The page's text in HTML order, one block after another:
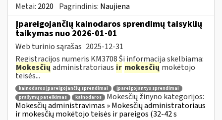
Metai: 2020 Pagrindinis: Naujiena
Įpareigojančių kainodaros sprendimų taisyklių
taikymas nuo 2026-01-01
Web turinio sąrašas 2025-12-31
Registracijos numeris KM3708 Ši informacija skelbiama:
Mokesčių administratoriaus ir mokesčių mokėtojo
teisės...
kainodaros įpareigojančių sprendimai
įpareigojantys sprendimai
prašymų pateikimas
kainodaros
Mokesčių žinyno kategorijos:
Mokesčių administravimas » Mokesčių administratoriaus
ir mokesčių mokėtojo teisės ir pareigos (32-42 s